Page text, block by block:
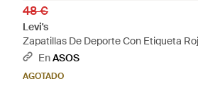
48 €
Levi's
Zapatillas De Deporte Con Etiqueta
Logo De Denim Stryder De - Azul
EnASOS
AGOTADO